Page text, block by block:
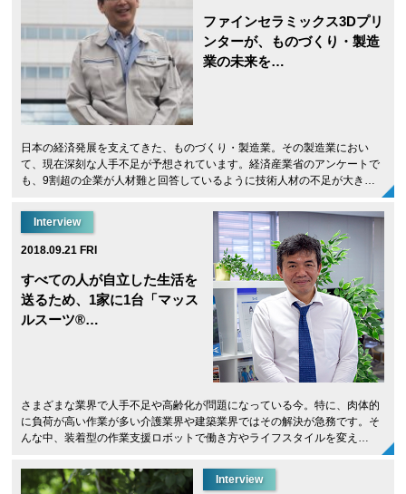
ファインセラミックス3Dプリ
ンターが、ものづくり・製造
業の未来を…
日本の経済発展を支えてきた、ものづくり・製造業。その製造業におい
て、現在深刻な人手不足が予想されています。経済産業省のアンケートで
も、9割超の企業が人材難と回答しているように技術人材の不足が大き…
Interview
2018.09.21 FRI
すべての人が自立した生活を
送るため、1家に1台「マッス
ルスーツ®…
さまざまな業界で人手不足や高齢化が問題になっている今。特に、肉体的
に負荷が高い作業が多い介護業界や建築業界ではその解決が急務です。そ
んな中、装着型の作業支援ロボットで働き方やライフスタイルを変え…
Interview